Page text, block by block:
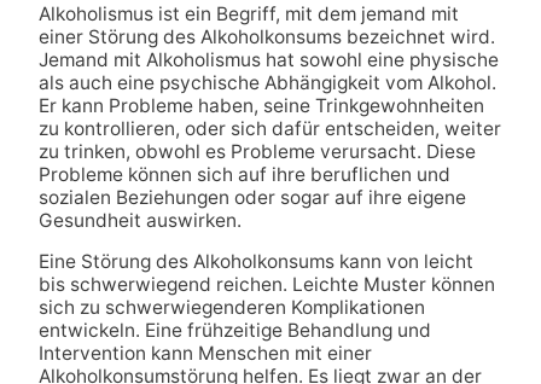
Alkoholismus ist ein Begriff, mit dem jemand mit
einer Störung des Alkoholkonsums bezeichnet wird.
Jemand mit Alkoholismus hat sowohl eine physische
als auch eine psychische Abhängigkeit vom Alkohol.
Er kann Probleme haben, seine Trinkgewohnheiten
zu kontrollieren, oder sich dafür entscheiden, weiter
zu trinken, obwohl es Probleme verursacht. Diese
Probleme können sich auf ihre beruflichen und
sozialen Beziehungen oder sogar auf ihre eigene
Gesundheit auswirken.
Eine Störung des Alkoholkonsums kann von leicht
bis schwerwiegend reichen. Leichte Muster können
sich zu schwerwiegenderen Komplikationen
entwickeln. Eine frühzeitige Behandlung und
Intervention kann Menschen mit einer
Alkoholkonsumstörung helfen. Es liegt zwar an der